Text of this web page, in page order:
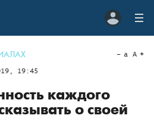
19:45
a A
каждого
о своей